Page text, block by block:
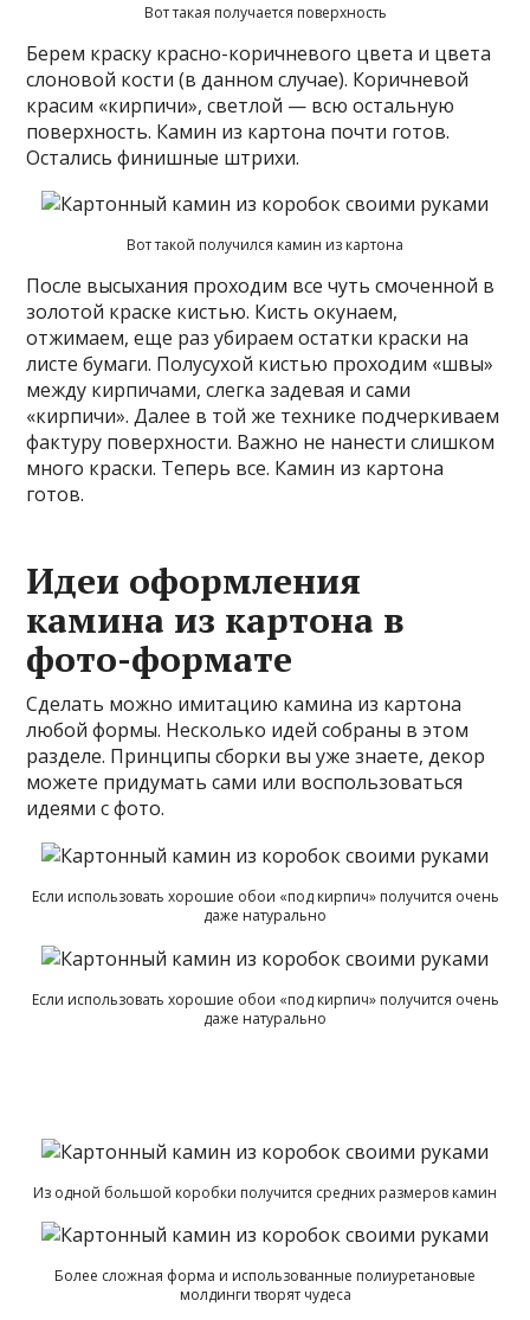
Вот такая получается поверхность
Берем краску красно-коричневого цвета и цвета
слоновой кости (в данном случае). Коричневой
красим «кирпичи», светлой — всю остальную
поверхность. Камин из картона почти готов.
Остались финишные штрихи.
Вот такой получился камин из картона
После высыхания проходим все чуть смоченной в
золотой краске кистью. Кисть окунаем,
отжимаем, еще раз убираем остатки краски на
листе бумаги. Полусухой кистью проходим «швы»
между кирпичами, слегка задевая и сами
«кирпичи». Далее в той же технике подчеркиваем
фактуру поверхности. Важно не нанести слишком
много краски. Теперь все. Камин из картона
готов.
Идеи оформления
камина из картона в
фото-формате
Сделать можно имитацию камина из картона
любой формы. Несколько идей собраны в этом
разделе. Принципы сборки вы уже знаете, декор
можете придумать сами или воспользоваться
идеями с фото.
Если использовать хорошие обои «под кирпич» получится очень
даже натурально
Если использовать хорошие обои «под кирпич» получится очень
даже натурально
Из одной большой коробки получится средних размеров камин
Более сложная форма и использованные полиуретановые
молдинги творят чудеса